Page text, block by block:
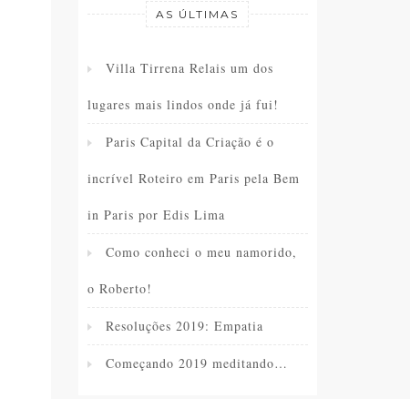
AS ÚLTIMAS
Villa Tirrena Relais um dos
lugares mais lindos onde já fui!
Paris Capital da Criação é o
incrível Roteiro em Paris pela Bem
in Paris por Edis Lima
Como conheci o meu namorido,
o Roberto!
Resoluções 2019: Empatia
Começando 2019 meditando…